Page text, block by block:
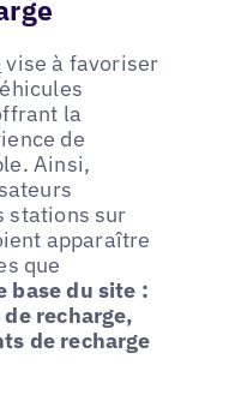
vise à favoriser
la
de
Ainsi,
stations sur
apparaître
que
base du site :
recharge,
de recharge